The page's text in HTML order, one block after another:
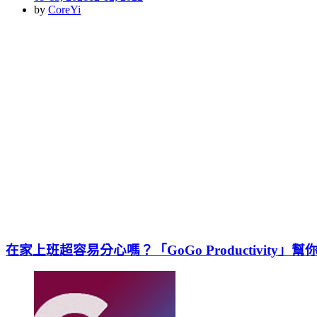
on
by CoreYi
在家上班超容易分心嗎？「GoGo Productivity」幫